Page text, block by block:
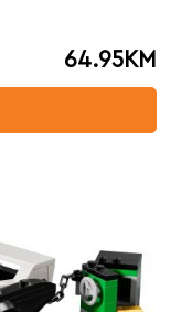
64.95KM